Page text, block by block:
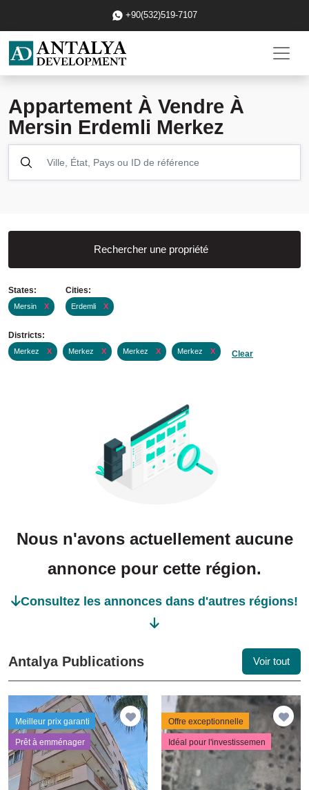
+90(532)519-7107
Appartement À Vendre À
Mersin Erdemli Merkez
Rechercher une propriété
States:
Mersin X
Cities:
Erdemli X
Districts:
Merkez X Merkez X Merkez X Merkez X Clear
Nous n'avons actuellement aucune
annonce pour cette région.
Consultez les annonces dans d'autres régions!
Antalya Publications Voir tout
Meilleur prix garanti
Prêt à emménager
Offre exceptionnelle
Idéal pour l'investissemen